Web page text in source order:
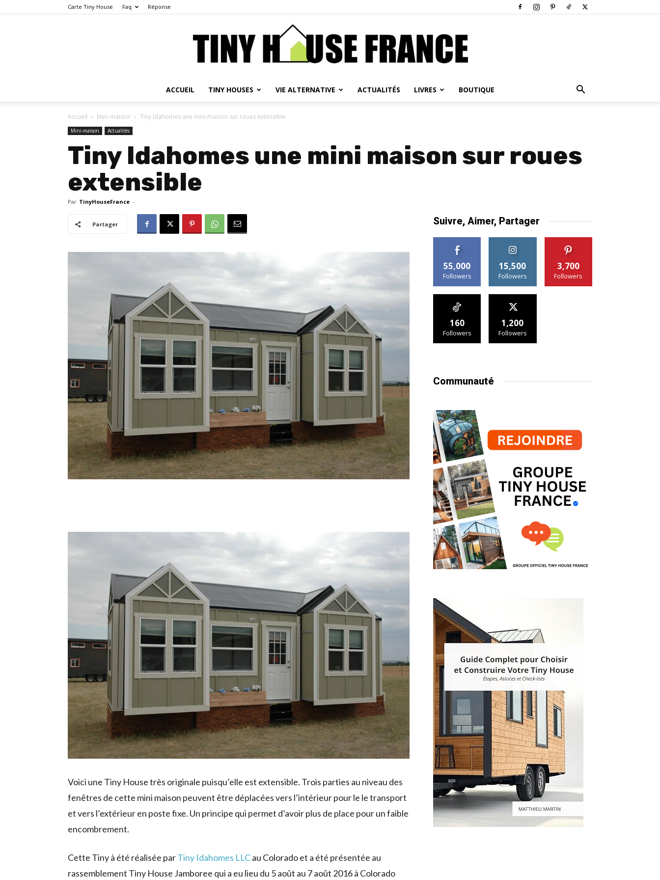
Carte Tiny House Faq Réponse
House
ACCUEIL TINY HOUSES VIE ALTERNATIVE ACTUALITÉS LIVRES BOUTIQUE
Accueil Mini-maison Tiny Idahomes une mini maison sur roues extensible
Mini-maison Actualitès
Tiny Idahomes une mini maison sur roues
extensible
Par TinyHouseFrance -
Partager
Voici une Tiny House très originale puisqu’elle est extensible. Trois parties au niveau des
fenêtres de cette mini maison peuvent être déplacées vers l’intérieur pour le le transport
et vers l’extérieur en poste fixe. Un principe qui permet d’avoir plus de place pour un faible
encombrement.
Cette Tiny à été réalisée parTiny Idahomes LLCau Colorado et a été présentée au
rassemblement Tiny House Jamboree qui a eu lieu du 5 août au 7 août 2016 à Colorado
Suivre, Aimer, Partager
55,000
Followers
15,500
Followers
3,700
Followers
160
Followers
1,200
Followers
Communauté